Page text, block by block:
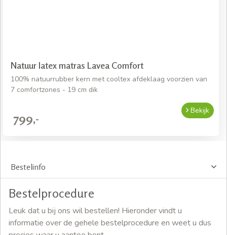
Natuur latex matras Lavea Comfort
100% natuurrubber kern met cooltex afdeklaag voorzien van
7 comfortzones - 19 cm dik
799,-
Bekijk
Bestelinfo
Bestelprocedure
Leuk dat u bij ons wil bestellen! Hieronder vindt u
informatie over de gehele bestelprocedure en weet u dus